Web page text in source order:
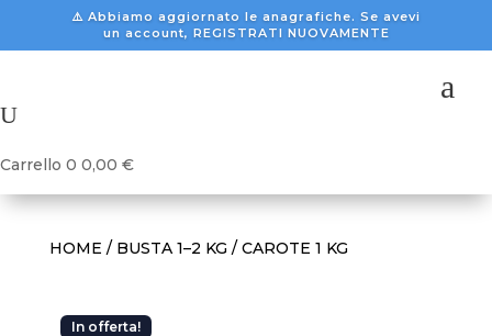
⚠️ Abbiamo aggiornato le anagrafiche. Se avevi
un account, REGISTRATI NUOVAMENTE
a
U
Carrello 0 0,00 €
HOME / BUSTA 1–2 KG / CAROTE 1 KG
In offerta!